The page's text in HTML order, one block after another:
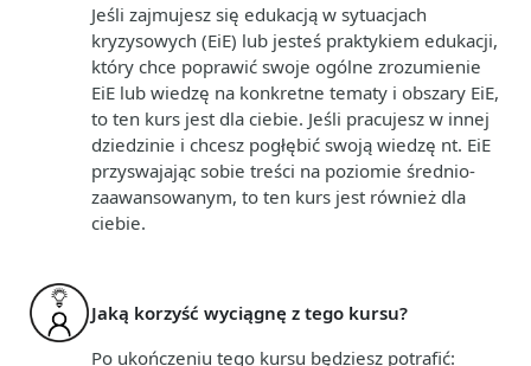
Jeśli zajmujesz się edukacją w sytuacjach
kryzysowych (EiE) lub jesteś praktykiem edukacji,
który chce poprawić swoje ogólne zrozumienie
EiE lub wiedzę na konkretne tematy i obszary EiE,
to ten kurs jest dla ciebie. Jeśli pracujesz w innej
dziedzinie i chcesz pogłębić swoją wiedzę nt. EiE
przyswajając sobie treści na poziomie średnio-
zaawansowanym, to ten kurs jest również dla
ciebie.
Jaką korzyść wyciągnę z tego kursu?
Po ukończeniu tego kursu będziesz potrafić: